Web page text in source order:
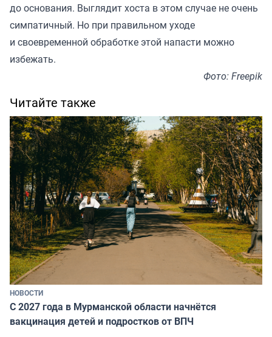
до основания. Выглядит хоста в этом случае не очень
симпатичный. Но при правильном уходе
и своевременной обработке этой напасти можно
избежать.
Фото: Freepik
Читайте также
НОВОСТИ
С 2027 года в Мурманской области начнётся
вакцинация детей и подростков от ВПЧ